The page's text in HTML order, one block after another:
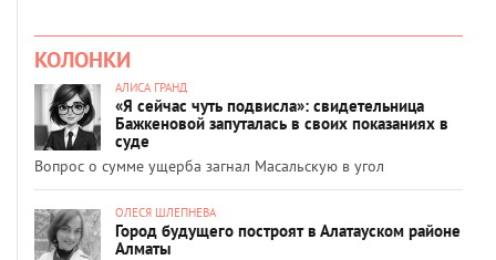
КОЛОНКИ
АЛИСА ГРАНД
«Я сейчас чуть подвисла»: свидетельница
Бажкеновой запуталась в своих показаниях в
суде
Вопрос о сумме ущерба загнал Масальскую в угол
ОЛЕСЯ ШЛЕПНЕВА
Город будущего построят в Алатауском районе
Алматы